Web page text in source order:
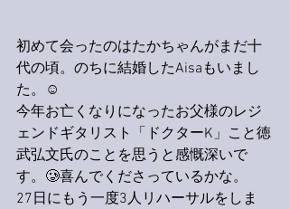
初めて会ったのはたかちゃんがまだ十
代の頃。のちに結婚したAisaもいまし
た。☺️
今年お亡くなりになったお父様のレジ
ェンドギタリスト「ドクターK」こと徳
武弘文氏のことを思うと感慨深いで
す。🥲喜んでくださっているかな。
27日にもう一度3人リハーサルをしま